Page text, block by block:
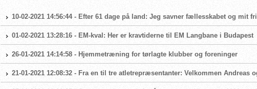
10-02-2021 14:56:44 - Efter 61 dage på land: Jeg savner fællesskabet og mit
01-02-2021 13:28:16 - EM-kval: Her er kravtiderne til EM Langbane i Budapest
26-01-2021 14:14:58 - Hjemmetræning for tørlagte klubber og foreninger
21-01-2021 12:08:32 - Fra en til tre atletrepræsentanter: Velkommen Andreas